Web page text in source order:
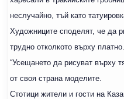
неслучайно, тъй като
Художниците споделят, че да
трудно отколкото върху платно.
“Усещането да рисуват върху
от своя страна моделите.
Стотици жители и гости на